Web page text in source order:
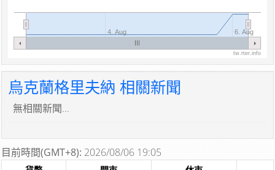
4. Aug 6. Aug
tw.rter.info
烏克蘭格里夫納 相關新聞
無相關新聞...
目前時間(GMT+8): 2026/08/06 19:05